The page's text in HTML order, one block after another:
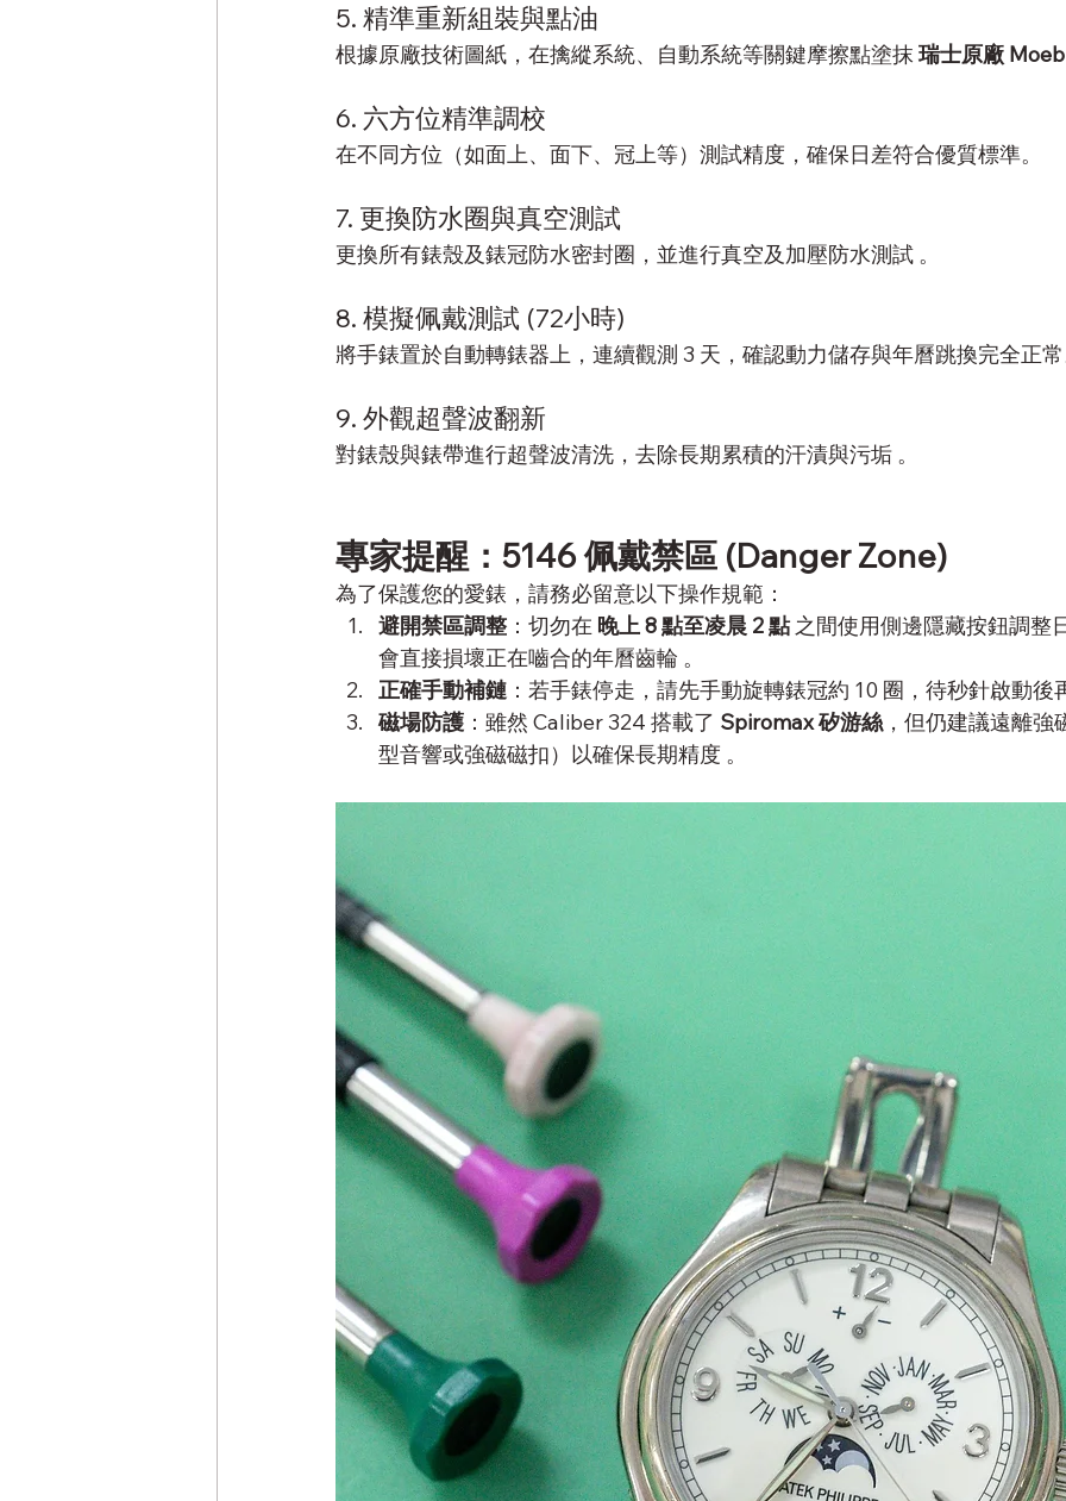
5. 精準重新組裝與點油
根據原廠技術圖紙，在擒縱系統、自動系統等關鍵摩擦點塗抹 瑞士原廠
6. 六方位精準調校
在不同方位（如面上、面下、冠上等）測試精度，確保日差符合優質標準。
7. 更換防水圈與真空測試
更換所有錶殼及錶冠防水密封圈，並進行真空及加壓防水測試 。
8. 模擬佩戴測試 (72小時)
將手錶置於自動轉錶器上，連續觀測 3 天，確認動力儲存與年曆跳換完全正
9. 外觀超聲波翻新
對錶殼與錶帶進行超聲波清洗，去除長期累積的汗漬與污垢 。
專家提醒：5146 佩戴禁區 (Danger Zone)
為了保護您的愛錶，請務必留意以下操作規範：
避開禁區調整 ：切勿在 晚上 8 點至凌晨 2 點 之間使用側邊隱藏按鈕調整
會直接損壞正在嚙合的年曆齒輪 。
正確手動補鏈 ：若手錶停走，請先手動旋轉錶冠約 10 圈，待秒針啟動後
磁場防護 ：雖然 Caliber 324 搭載了 Spiromax 矽游絲，但仍建議遠離強
型音響或強磁磁扣）以確保長期精度 。